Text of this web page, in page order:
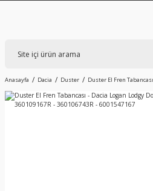
Anasayfa Dacia Duster Duster El Fren